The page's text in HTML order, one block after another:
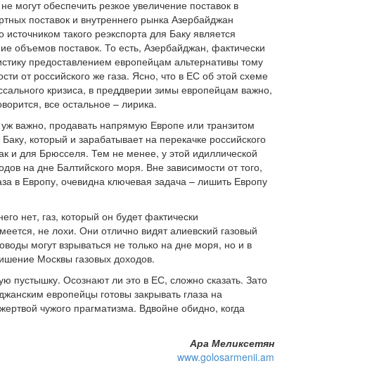
обеспечить резкое увеличение поставок в
поставок и внутреннего рынка Азербайджан
такого реэкспорта для Баку является
объемов поставок. То есть, Азербайджан, фактически
предоставлением европейцам альтернативы тому
от российского же газа. Ясно, что в ЕС об этой схеме
кризиса, в преддверии зимы европейцам важно,
все остальное – лирика.
важно, продавать напрямую Европе или транзитом
который и зарабатывает на перекачке российского
и для Брюсселя. Тем не менее, у этой идиллической
на дне Балтийского моря. Вне зависимости от того,
в Европу, очевидна ключевая задача – лишить Европу
нет, газ, который он будет фактически
не лохи. Они отлично видят алиевский газовый
могут взрываться не только на дне моря, но и в
Москвы газовых доходов.
пустышку. Осознают ли это в ЕС, сложно сказать. Зато
европейцы готовы закрывать глаза на
чужого прагматизма. Вдвойне обидно, когда
Ара Меликсетян
www.golosarmenii.am